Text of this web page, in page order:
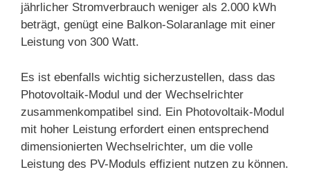
jährlicher Stromverbrauch weniger als 2.000 kWh
beträgt, genügt eine Balkon-Solaranlage mit einer
Leistung von 300 Watt.
Es ist ebenfalls wichtig sicherzustellen, dass das
Photovoltaik-Modul und der Wechselrichter
zusammenkompatibel sind. Ein Photovoltaik-Modul
mit hoher Leistung erfordert einen entsprechend
dimensionierten Wechselrichter, um die volle
Leistung des PV-Moduls effizient nutzen zu können.